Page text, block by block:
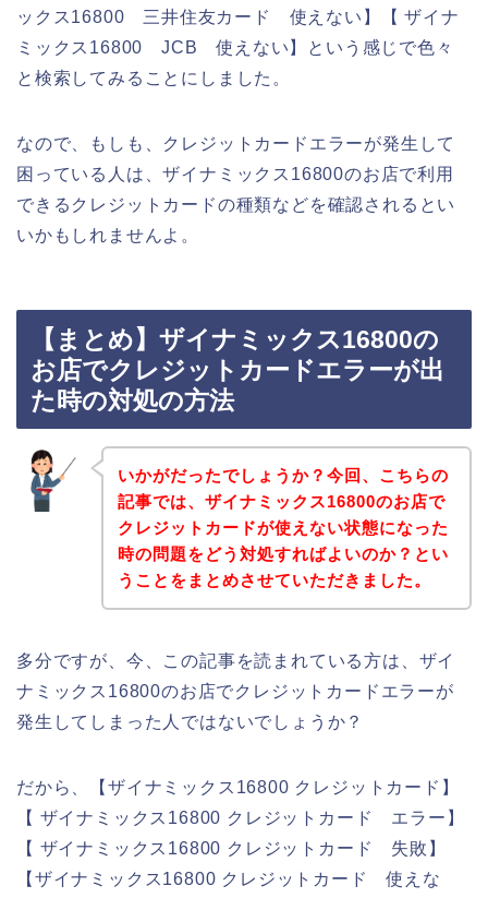
ックス16800 三井住友カード 使えない】【 ザイナ
ミックス16800 JCB 使えない】という感じで色々
と検索してみることにしました。
なので、もしも、クレジットカードエラーが発生して
困っている人は、ザイナミックス16800のお店で利用
できるクレジットカードの種類などを確認されるとい
いかもしれませんよ。
【まとめ】ザイナミックス16800の
お店でクレジットカードエラーが出
た時の対処の方法
いかがだったでしょうか？今回、こちらの
記事では、ザイナミックス16800のお店で
クレジットカードが使えない状態になった
時の問題をどう対処すればよいのか？とい
うことをまとめさせていただきました。
多分ですが、今、この記事を読まれている方は、ザイ
ナミックス16800のお店でクレジットカードエラーが
発生してしまった人ではないでしょうか？
だから、【ザイナミックス16800 クレジットカード】
【 ザイナミックス16800 クレジットカード エラー】
【 ザイナミックス16800 クレジットカード 失敗】
【ザイナミックス16800 クレジットカード 使えな